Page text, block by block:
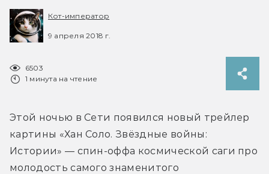
Кот-император
9 апреля 2018 г.
6503
1 минута на чтение
Этой ночью в Сети появился новый трейлер
картины «Хан Соло. Звёздные войны:
Истории» — спин-оффа космической саги про
молодость самого знаменитого